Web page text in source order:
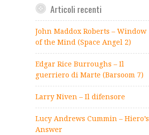
Articoli recenti
John Maddox Roberts – Window
of the Mind (Space Angel 2)
Edgar Rice Burroughs – Il
guerriero di Marte (Barsoom 7)
Larry Niven – Il difensore
Lucy Andrews Cummin – Hiero’s
Answer